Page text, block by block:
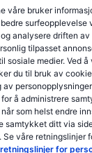
våre bruker
surfeopplevelse
analysere driften
tilpasset
sosiale medier. Ved
du til bruk av
av
å administrere
som helst endre
samtykket ditt via
Se våre retningslinjer
retningslinjer for